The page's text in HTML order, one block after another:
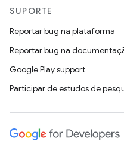
SUPORTE
Reportar bug na plataforma
Reportar bug na
Google Play support
Participar de estudos de